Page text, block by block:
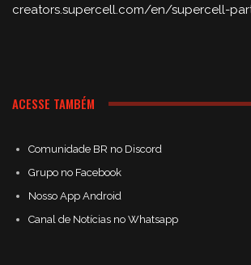
creators.supercell.com/en/supercell-
ACESSE TAMBÉM
Comunidade BR no Discord
Grupo no Facebook
Nosso App Android
Canal de Notícias no Whatsapp